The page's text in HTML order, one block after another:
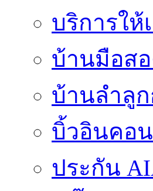
บริการให้
บ้านมือส
บ้านลำลู
บิ้วอินคอ
ประกัน